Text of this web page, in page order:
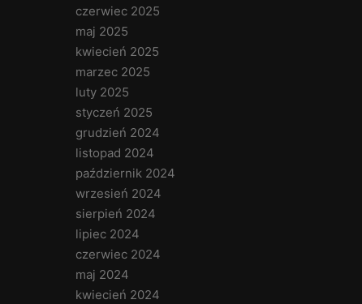
czerwiec 2025
maj 2025
kwiecień 2025
marzec 2025
luty 2025
styczeń 2025
grudzień 2024
listopad 2024
październik 2024
wrzesień 2024
sierpień 2024
lipiec 2024
czerwiec 2024
maj 2024
kwiecień 2024